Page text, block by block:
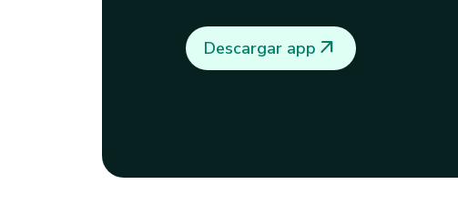
Descargar app arrow_outward